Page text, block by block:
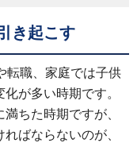
き起こす
転職、家庭では子供
が多い時期です。
ちた時期ですが、
ばならないのが、